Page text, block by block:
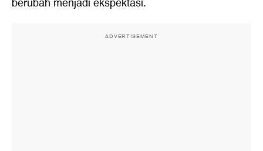
ADVERTISEMENT